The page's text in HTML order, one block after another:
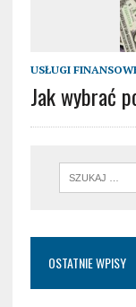
USŁUGI
Jak wybrać
OSTATNIE WPISY